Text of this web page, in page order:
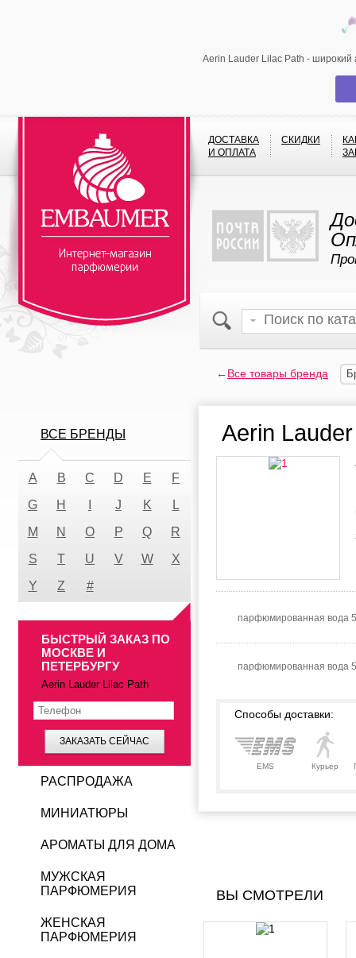
Aerin Lauder Lilac Path - широкий
ДОСТАВКА
И ОПЛАТА
СКИДКИ
←Все товары бренда
Aerin
парфюмированная вода
парфюмированная вода
Способы доставки:
EMS Курьер
ВЫ СМОТРЕЛИ
ВСЕ БРЕНДЫ
A B C D E
F
G
H J K
L
M
N O P Q
R
S
T U V W
X
Y
Z #
БЫСТРЫЙ ЗАКАЗ ПО
МОСКВЕ И
ПЕТЕРБУРГУ
Aerin Lauder Lilac Path
ЗАКАЗАТЬ СЕЙЧАС
РАСПРОДАЖА
МИНИАТЮРЫ
АРОМАТЫ ДЛЯ ДОМА
МУЖСКАЯ
ПАРФЮМЕРИЯ
ЖЕНСКАЯ
ПАРФЮМЕРИЯ